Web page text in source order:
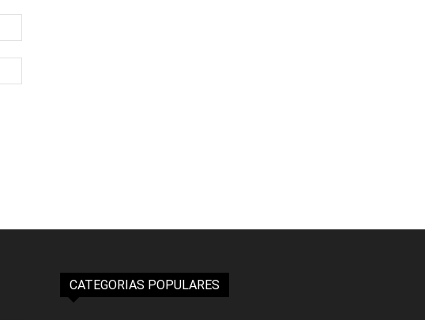
CATEGORIAS POPULARES